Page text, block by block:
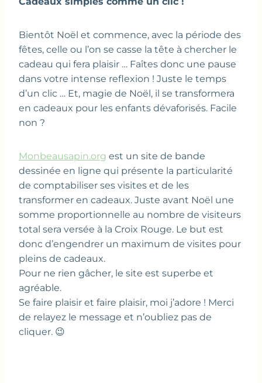
Bientôt Noël et commence, avec la période des
fêtes, celle ou l’on se casse la tête à chercher le
cadeau qui fera plaisir … Faîtes donc une pause
dans votre intense reflexion ! Juste le temps
d’un clic … Et, magie de Noël, il se transformera
en cadeaux pour les enfants dévaforisés. Facile
non ?
Monbeausapin.org est un site de bande
dessinée en ligne qui présente la particularité
de comptabiliser ses visites et de les
transformer en cadeaux. Juste avant Noël une
somme proportionnelle au nombre de visiteurs
total sera versée à la Croix Rouge. Le but est
donc d’engendrer un maximum de visites pour
pleins de cadeaux.
Pour ne rien gâcher, le site est superbe et
agréable.
Se faire plaisir et faire plaisir, moi j’adore ! Merci
de relayez le message et n’oubliez pas de
cliquer. 😉